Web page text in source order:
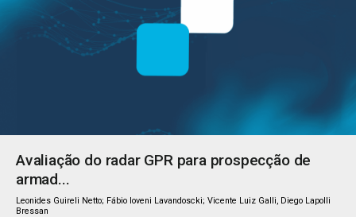
Avaliação do radar GPR para prospecção de
armad...
Leonides Guireli Netto; Fábio Ioveni Lavandoscki; Vicente Luiz Galli, Diego Lapolli
Bressan